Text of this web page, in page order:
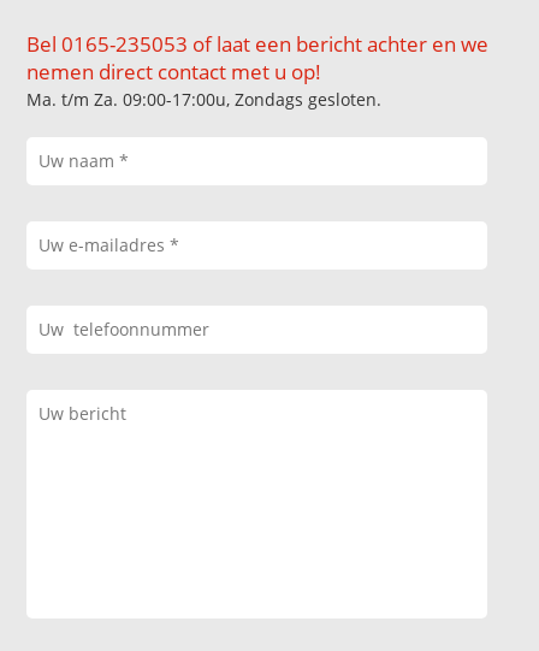
Bel 0165-235053 of laat een bericht achter en we
nemen direct contact met u op!
Ma. t/m Za. 09:00-17:00u, Zondags gesloten.